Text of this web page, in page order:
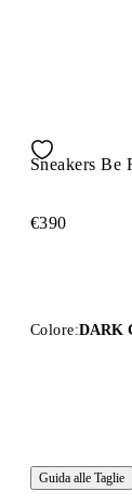
Sneakers Be
€390
Colore:DARK
Guida alle Taglie